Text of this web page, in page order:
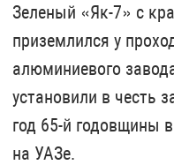
Зеленый «Як-7» с
приземлился у
алюминиевого
установили в честь
год 65-й годовщины
на УАЗе.